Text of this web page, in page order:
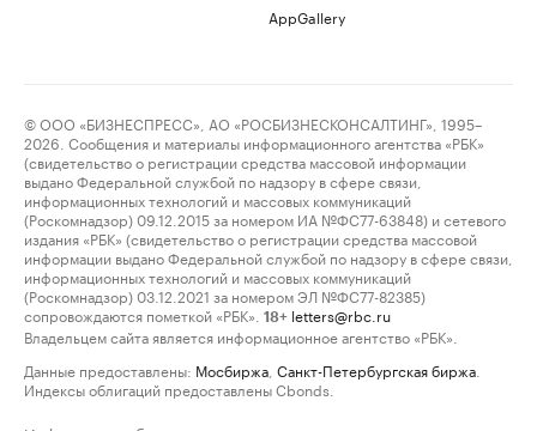
AppGallery
© ООО «БИЗНЕСПРЕСС», АО «РОСБИЗНЕСКОНСАЛТИНГ», 1995–
2026. Сообщения и материалы информационного агентства «РБК»
(свидетельство о регистрации средства массовой информации
выдано Федеральной службой по надзору в сфере связи,
информационных технологий и массовых коммуникаций
(Роскомнадзор) 09.12.2015 за номером ИА №ФС77-63848) и сетевого
издания «РБК» (свидетельство о регистрации средства массовой
информации выдано Федеральной службой по надзору в сфере связи,
информационных технологий и массовых коммуникаций
(Роскомнадзор) 03.12.2021 за номером ЭЛ №ФС77-82385)
сопровождаются пометкой «РБК».
18+ letters@rbc.ru
Владельцем сайта является информационное агентство «РБК».
Данные предоставлены: Мосбиржа Санкт-Петербургская биржа
Индексы облигаций предоставлены Cbonds.